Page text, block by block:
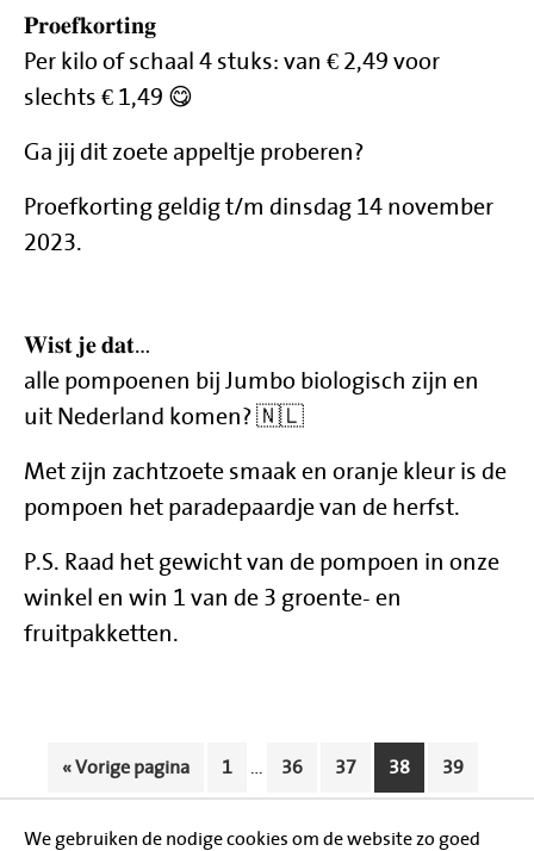
𝐏𝐫𝐨𝐞𝐟𝐤𝐨𝐫𝐭𝐢𝐧𝐠
Per kilo of schaal 4 stuks: van € 2,49 voor
slechts € 1,49 😋
Ga jij dit zoete appeltje proberen?
Proefkorting geldig t/m dinsdag 14 november
2023.
𝐖𝐢𝐬𝐭 𝐣𝐞 𝐝𝐚𝐭…
alle pompoenen bij Jumbo biologisch zijn en
uit Nederland komen? 🇳🇱
Met zijn zachtzoete smaak en oranje kleur is de
pompoen het paradepaardje van de herfst.
P.S. Raad het gewicht van de pompoen in onze
winkel en win 1 van de 3 groente- en
fruitpakketten.
«Ga naar
Vorige pagina Pagina
1
Interim pagina's zijn weggelaten
Pagina
36 Pagina
37 Pagina
38 Pagina
39
We gebruiken de nodige cookies om de website zo goed